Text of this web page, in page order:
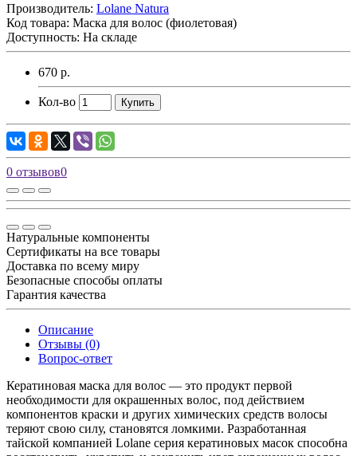
Производитель: Lolane Natura
Код товара: Маска для волос (фиолетовая)
Доступность: На складе
670 р.
Кол-во Купить
0 отзывов0
Натуральные компоненты
Сертификаты на все товары
Доставка по всему миру
Безопасные способы оплаты
Гарантия качества
Описание
Отзывы (0)
Вопрос-ответ
Кератиновая маска для волос — это продукт первой
необходимости для окрашенных волос, под действием
компонентов краски и других химических средств волосы
теряют свою силу, становятся ломкими. Разработанная
тайской компанией Lolane серия кератиновых масок способна